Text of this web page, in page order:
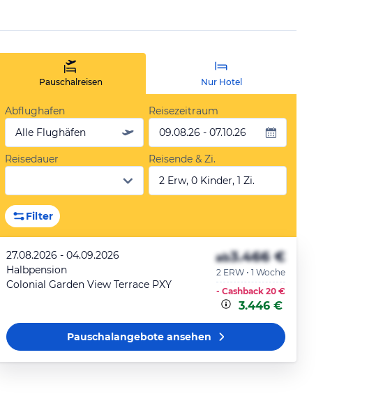
Pauschalreisen Nur Hotel
Abflughafen
Alle Flughäfen
Reisezeitraum
09.08.26 - 07.10.26
Reisedauer
Reisende & Zi.
2 Erw, 0 Kinder, 1 Zi.
Filter
27.08.2026 - 04.09.2026
Halbpension
Colonial Garden View Terrace PXY
ab3.466 €
2 ERW • 1 Woche
- Cashback 20 €
3.446 €
Pauschalangeboteansehen